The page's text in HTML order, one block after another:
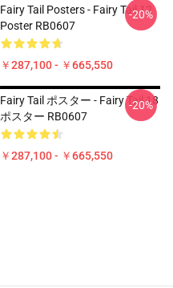
Fairy Tail Posters - Fairy Tail 12
Poster RB0607
￥287,100 - ￥665,550
-20%
Fairy Tail ポスター - Fairy Tail 18
ポスター RB0607
￥287,100 - ￥665,550
-20%